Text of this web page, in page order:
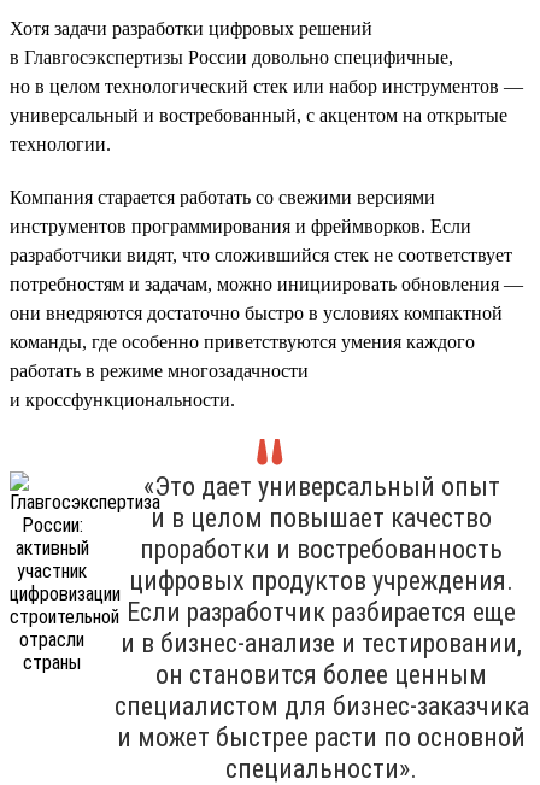
Хотя задачи разработки цифровых решений
в Главгосэкспертизы России довольно специфичные,
но в целом технологический стек или набор инструментов —
универсальный и востребованный, с акцентом на открытые
технологии.
Компания старается работать со свежими версиями
инструментов программирования и фреймворков. Если
разработчики видят, что сложившийся стек не соответствует
потребностям и задачам, можно инициировать обновления —
они внедряются достаточно быстро в условиях компактной
команды, где особенно приветствуются умения каждого
работать в режиме многозадачности
и кроссфункциональности.
«Это дает универсальный опыт
и в целом повышает качество
проработки и востребованность
цифровых продуктов учреждения.
Если разработчик разбирается еще
и в бизнес-анализе и тестировании,
он становится более ценным
специалистом для бизнес-заказчика
и может быстрее расти по основной
специальности».